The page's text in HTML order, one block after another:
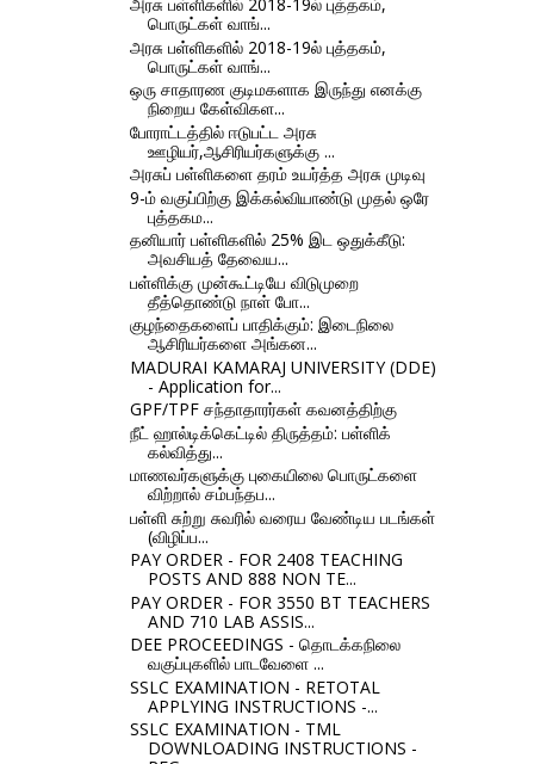
பொருட்கள் வாங்...
அரசு பள்ளிகளில் 2018-19ல் புத்தகம்,
பொருட்கள் வாங்...
ஒரு சாதாரண குடிமகளாக இருந்து எனக்கு
நிறைய கேள்விகள...
போராட்டத்தில் ஈடுபட்ட அரசு
ஊழியர்,ஆசிரியர்களுக்கு ...
அரசுப் பள்ளிகளை தரம் உயர்த்த அரசு முடிவு
9-ம் வகுப்பிற்கு இக்கல்வியாண்டு முதல் ஒரே
புத்தகம...
தனியார் பள்ளிகளில் 25% இட ஒதுக்கீடு:
அவசியத் தேவைய...
பள்ளிக்கு முன்கூட்டியே விடுமுறை
தீத்தொண்டு நாள் போ...
குழந்தைகளைப் பாதிக்கும்: இடைநிலை
ஆசிரியர்களை அங்கன...
MADURAI KAMARAJ UNIVERSITY (DDE)
- Application for...
GPF/TPF சந்தாதாரர்கள் கவனத்திற்கு
நீட் ஹால்டிக்கெட்டில் திருத்தம்: பள்ளிக்
கல்வித்து...
மாணவர்களுக்கு புகையிலை பொருட்களை
விற்றால் சம்பந்தப...
பள்ளி சுற்று சுவரில் வரைய வேண்டிய படங்கள்
(விழிப்ப...
PAY ORDER - FOR 2408 TEACHING
POSTS AND 888 NON TE...
PAY ORDER - FOR 3550 BT TEACHERS
AND 710 LAB ASSIS...
DEE PROCEEDINGS - தொடக்கநிலை
வகுப்புகளில் பாடவேளை ...
SSLC EXAMINATION - RETOTAL
APPLYING INSTRUCTIONS -...
SSLC EXAMINATION - TML
DOWNLOADING INSTRUCTIONS -